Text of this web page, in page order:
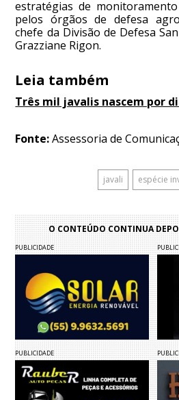
estratégias de
pelos órgãos de defesa
chefe da Divisão de Defesa
Grazziane Rigon.
Leia também
Três mil javalis nascem por
Fonte:Assessoria de
javali espécie
O CONTEÚDO CONTINUA
PUBLICIDADE
PUBLICIDADE